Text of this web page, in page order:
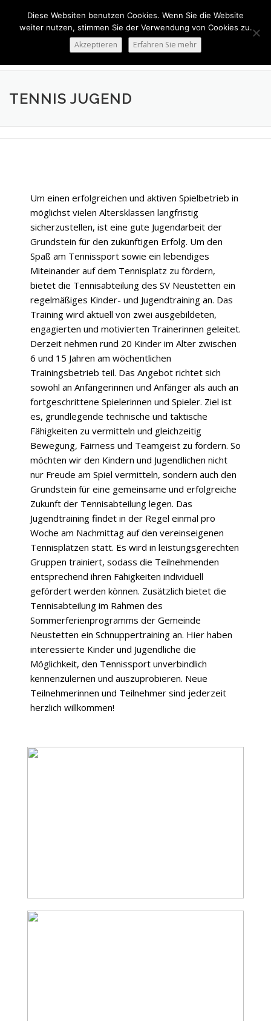
springen
TENNIS JUGEND
Um einen erfolgreichen und aktiven Spielbetrieb in
möglichst vielen Altersklassen langfristig
sicherzustellen, ist eine gute Jugendarbeit der
Grundstein für den zukünftigen Erfolg. Um den
Spaß am Tennissport sowie ein lebendiges
Miteinander auf dem Tennisplatz zu fördern,
bietet die Tennisabteilung des SV Neustetten ein
regelmäßiges Kinder- und Jugendtraining an. Das
Training wird aktuell von zwei ausgebildeten,
engagierten und motivierten Trainerinnen geleitet.
Derzeit nehmen rund 20 Kinder im Alter zwischen
6 und 15 Jahren am wöchentlichen
Trainingsbetrieb teil. Das Angebot richtet sich
sowohl an Anfängerinnen und Anfänger als auch an
fortgeschrittene Spielerinnen und Spieler. Ziel ist
es, grundlegende technische und taktische
Fähigkeiten zu vermitteln und gleichzeitig
Bewegung, Fairness und Teamgeist zu fördern. So
möchten wir den Kindern und Jugendlichen nicht
nur Freude am Spiel vermitteln, sondern auch den
Grundstein für eine gemeinsame und erfolgreiche
Zukunft der Tennisabteilung legen. Das
Jugendtraining findet in der Regel einmal pro
Woche am Nachmittag auf den vereinseigenen
Tennisplätzen statt. Es wird in leistungsgerechten
Gruppen trainiert, sodass die Teilnehmenden
entsprechend ihren Fähigkeiten individuell
gefördert werden können. Zusätzlich bietet die
Tennisabteilung im Rahmen des
Sommerferienprogramms der Gemeinde
Neustetten ein Schnuppertraining an. Hier haben
interessierte Kinder und Jugendliche die
Möglichkeit, den Tennissport unverbindlich
kennenzulernen und auszuprobieren. Neue
Teilnehmerinnen und Teilnehmer sind jederzeit
herzlich willkommen!
Diese Websiten benutzen Cookies. Wenn Sie die Website
weiter nutzen, stimmen Sie der Verwendung von Cookies zu.
Akzeptieren Erfahren Sie mehr